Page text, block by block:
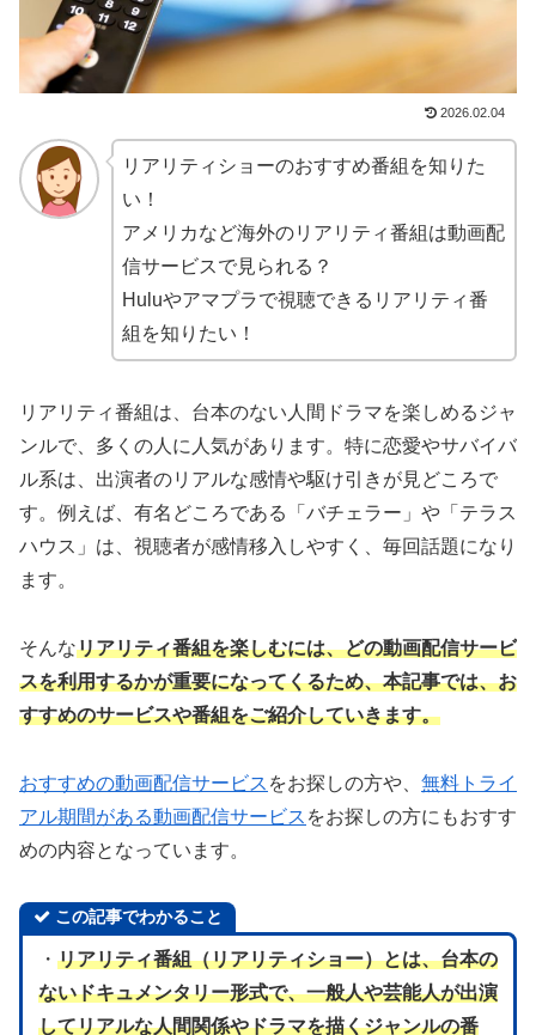
2026.02.04
リアリティショーのおすすめ番組を知りた
い！
アメリカなど海外のリアリティ番組は動画配
信サービスで見られる？
Huluやアマプラで視聴できるリアリティ番
組を知りたい！
リアリティ番組は、台本のない人間ドラマを楽しめるジャ
ンルで、多くの人に人気があります。特に恋愛やサバイバ
ル系は、出演者のリアルな感情や駆け引きが見どころで
す。例えば、有名どころである「バチェラー」や「テラス
ハウス」は、視聴者が感情移入しやすく、毎回話題になり
ます。
そんなリアリティ番組を楽しむには、どの動画配信サービ
スを利用するかが重要になってくるため、本記事では、お
すすめのサービスや番組をご紹介していきます。
おすすめの動画配信サービス をお探しの方や、 無料トライ
アル期間がある動画配信サービス をお探しの方にもおすす
めの内容となっています。
この記事でわかること
・ リアリティ番組（リアリティショー）とは、台本の
ないドキュメンタリー形式で、一般人や芸能人が出演
してリアルな人間関係やドラマを描くジャンルの番